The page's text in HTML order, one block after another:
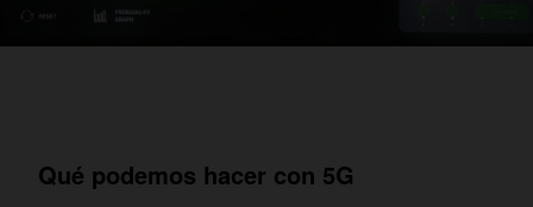
Qué podemos hacer con 5G